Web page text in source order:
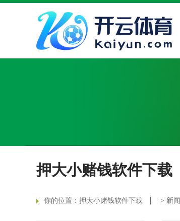
押大小赌钱软件下载
你的位置： 押大小赌钱软件下载 > 新闻